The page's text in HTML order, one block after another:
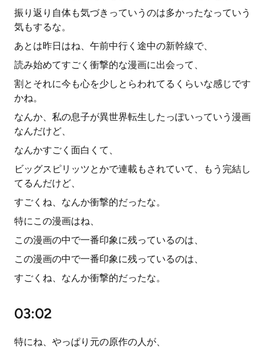
振り返り自体も気づきっていうのは多かったなっていう
気もするな。
あとは昨日はね、午前中行く途中の新幹線で、
読み始めてすごく衝撃的な漫画に出会って、
割とそれに今も心を少しとらわれてるくらいな感じです
かね。
なんか、私の息子が異世界転生したっぽいっていう漫画
なんだけど、
なんかすごく面白くて、
ビッグスピリッツとかで連載もされていて、もう完結し
てるんだけど、
すごくね、なんか衝撃的だったな。
特にこの漫画はね、
この漫画の中で一番印象に残っているのは、
この漫画の中で一番印象に残っているのは、
すごくね、なんか衝撃的だったな。
03:02
特にね、やっぱり元の原作の人が、